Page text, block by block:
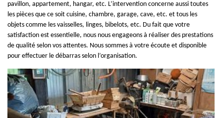
pavillon, appartement, hangar, etc. L’intervention concerne aussi toutes
les pièces que ce soit cuisine, chambre, garage, cave, etc. et tous les
objets comme les vaisselles, linges, bibelots, etc. Du fait que votre
satisfaction est essentielle, nous nous engageons à réaliser des prestations
de qualité selon vos attentes. Nous sommes à votre écoute et disponible
pour effectuer le débarras selon l’organisation.